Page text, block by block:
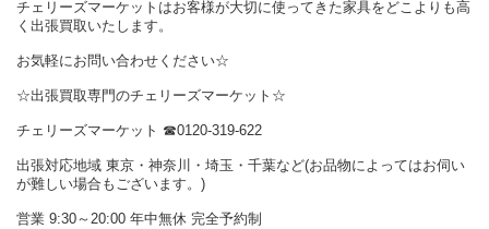
チェリーズマーケットはお客様が大切に使ってきた家具をどこよりも高
く出張買取いたします。
お気軽にお問い合わせください☆
☆出張買取専門のチェリーズマーケット☆
チェリーズマーケット ☎︎0120-319-622
出張対応地域 東京・神奈川・埼玉・千葉など(お品物によってはお伺い
が難しい場合もございます。)
営業 9:30～20:00 年中無休 完全予約制